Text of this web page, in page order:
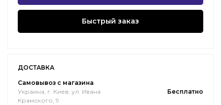
Быстрый заказ
ДОСТАВКА
Самовывоз с магазина
Украина, г. Киев, ул. Ивана
Крамского, 9
Бесплатно